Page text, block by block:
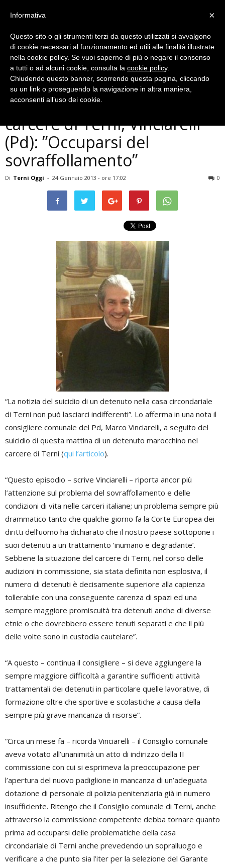
Politica
Marocchino suicida nel
carcere di Terni, Vinciarelli
(Pd): ”Occuparsi del
sovraffollamento”
Di Terni Oggi - 24 Gennaio 2013 - ore 17:02 0
“La notizia del suicidio di un detenuto nella casa circondariale
di Terni non può lasciarci indifferenti”. Lo afferma in una nota il
consigliere comunale del Pd, Marco Vinciarelli, a seguito del
suicidio di questa mattina di un detenuto marocchino nel
carcere di Terni (qui l’articolo).
“Questo episodio – scrive Vinciarelli – riporta ancor più
l’attenzione sul problema del sovraffollamento e delle
condizioni di vita nelle carceri italiane; un problema sempre più
drammatico tanto che qualche giorno fa la Corte Europea dei
diritti dell’uomo ha dichiarato che il nostro paese sottopone i
suoi detenuti a un trattamento ‘inumano e degradante’.
Sebbene la situazione del carcere di Terni, nel corso delle
audizioni in commissione, sia stata definita non esplosiva, il
numero di detenuti è decisamente superiore alla capienza
tollerabile con una conseguente carenza di spazi ed una
sempre maggiore promiscuità tra detenuti anche di diverse
etnie o che dovrebbero essere tenuti separati e che il più
delle volte sono in custodia cautelare”.
“A questo – continua il consigliere – si deve aggiungere la
sempre maggiore difficoltà a garantire sufficienti attività
trattamentali dei detenuti in particolare quelle lavorative, di
formazione oltre che sportive e scolastiche a causa della
sempre più grave mancanza di risorse”.
“Circa un mese fa – ricorda Vinciarelli – il Consiglio comunale
aveva votato all’unanimità un atto di indirizzo della II
commissione con cui si esprimeva la preoccupazione per
l’apertura del nuovo padiglione in mancanza di un’adeguata
dotazione di personale di polizia penitenziaria già in numero
insufficiente. Ritengo che il Consiglio comunale di Terni, anche
attraverso la commissione competente debba tornare quanto
prima ad occuparsi delle problematiche della casa
circondariale di Terni anche prevedendo un sopralluogo e
verificare a che punto sia l’iter per la selezione del Garante
×
Informativa
Questo sito o gli strumenti terzi da questo utilizzati si avvalgono
di cookie necessari al funzionamento ed utili alle finalità illustrate
nella cookie policy. Se vuoi saperne di più o negare il consenso
a tutti o ad alcuni cookie, consulta la cookie policy.
Chiudendo questo banner, scorrendo questa pagina, cliccando
su un link o proseguendo la navigazione in altra maniera,
acconsenti all’uso dei cookie.